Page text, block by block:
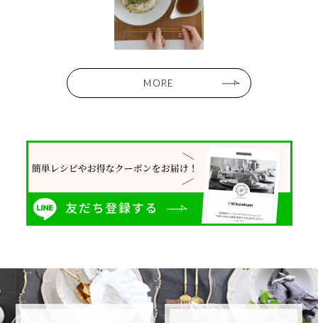
MORE